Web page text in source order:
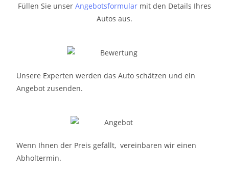
Füllen Sie unser Angebotsformular mit den Details Ihres
Autos aus.
Unsere Experten werden das Auto schätzen und ein
Angebot zusenden.
Wenn Ihnen der Preis gefällt, vereinbaren wir einen
Abholtermin.